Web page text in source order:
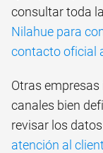
consultar toda
Nilahue para
contacto oficial
Otras
canales bien
revisar los
atención al